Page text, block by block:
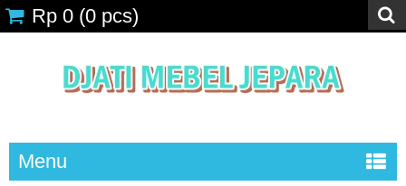
Rp 0 (0 pcs)
Menu